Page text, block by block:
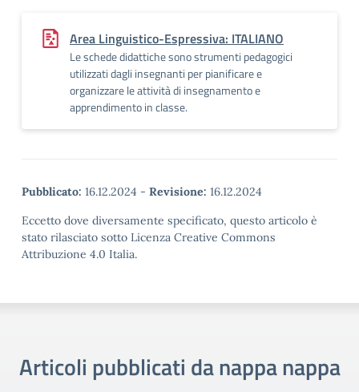
Area Linguistico-Espressiva: ITALIANO
Le schede didattiche sono strumenti pedagogici
utilizzati dagli insegnanti per pianificare e
organizzare le attività di insegnamento e
apprendimento in classe.
Pubblicato: 16.12.2024 - Revisione: 16.12.2024
Eccetto dove diversamente specificato, questo articolo è
stato rilasciato sotto Licenza Creative Commons
Attribuzione 4.0 Italia.
Articoli pubblicati da nappa nappa